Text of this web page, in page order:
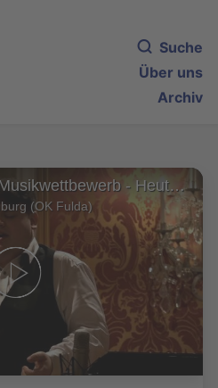
Suche
Über uns
Archiv
1. Fuldaer Musikwettbewerb - Heute: Georg Rupprecht, Gesang und Reinhold Feldmann, Klavier
(OK Fulda)